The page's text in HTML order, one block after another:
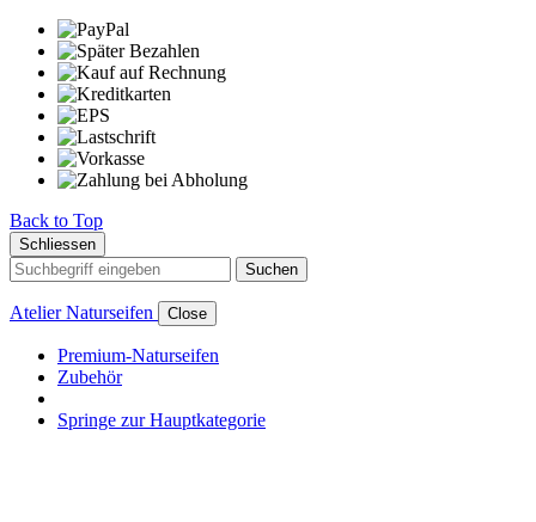
Back to Top
Schliessen
Suchen
Atelier Naturseifen Close
Premium-Naturseifen
Zubehör
Springe zur Hauptkategorie